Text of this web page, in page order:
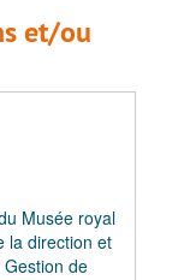
et/ou
Musée royal
la direction et
de